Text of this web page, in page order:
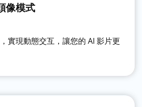
像模式
實現動態交互，讓您的 AI 影片更